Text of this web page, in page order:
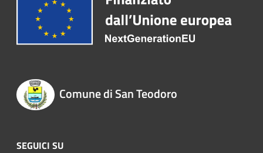
Comune di San Teodoro
SEGUICI SU